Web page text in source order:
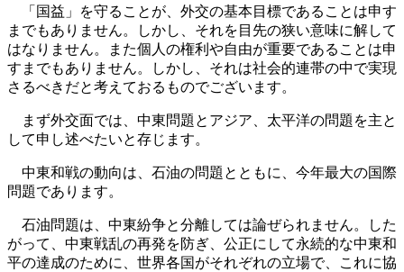
「国益」を守ることが、外交の基本目標であることは申す
までもありません。しかし、それを目先の狭い意味に解して
はなりません。また個人の権利や自由が重要であることは申
すまでもありません。しかし、それは社会的連帯の中で実現
さるべきだと考えておるものでございます。
まず外交面では、中東問題とアジア、太平洋の問題を主と
して申し述べたいと存じます。
中東和戦の動向は、石油の問題とともに、今年最大の国際
問題であります。
石油問題は、中東紛争と分離しては論ぜられません。した
がって、中東戦乱の再発を防ぎ、公正にして永続的な中東和
平の達成のために、世界各国がそれぞれの立場で、これに協